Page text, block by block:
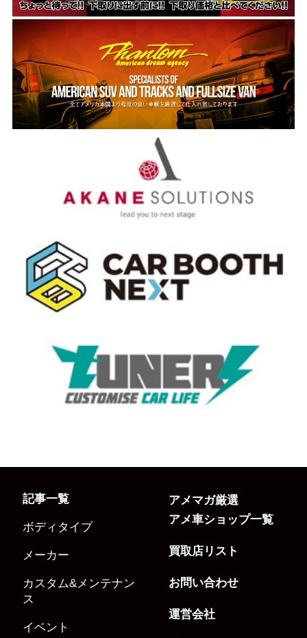
記事一覧
ボディタイプ
メーカー
カスタム&メンテナン
ス
イベント
アメマガ厳選
アメ車ショップ一覧
買取店リスト
お問い合わせ
運営会社